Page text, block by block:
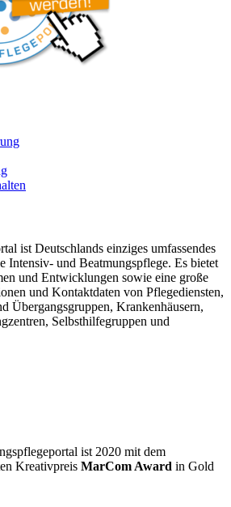
ist Deutschlands einziges umfassendes
Intensiv- und Beatmungspflege. Es bietet
und Entwicklungen sowie eine große
und Kontaktdaten von Pflegediensten,
Übergangsgruppen, Krankenhäusern,
Selbsthilfegruppen und
ist 2020 mit dem
Kreativpreis MarCom Award in Gold